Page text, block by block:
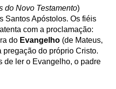
do Novo Testamento)
Santos Apóstolos. Os fiéis
com a proclamação:
do Evangelho (de Mateus,
pregação do próprio Cristo.
de ler o Evangelho, o padre